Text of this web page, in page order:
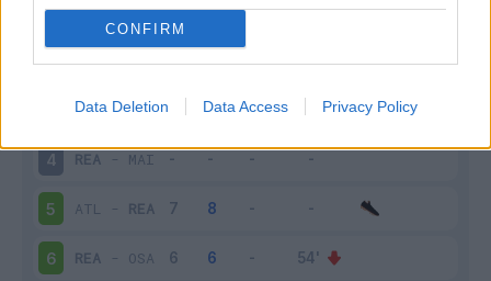
CONFIRM
Data Deletion Data Access Privacy Policy
1 CEL-REA
2 ESP-REA
REA-BET
4 REA - MAI
5 ATL - REA
6 REA - OSA